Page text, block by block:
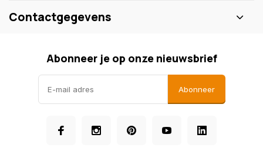
Contactgegevens
Abonneer je op onze nieuwsbrief
Abonneer